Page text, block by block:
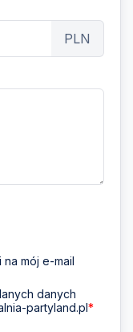
PLN
mój e-mail
danych
partyland.pl*